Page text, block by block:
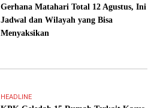
Gerhana Matahari Total 12 Agustus, Ini
Jadwal dan Wilayah yang Bisa
Menyaksikan
HEADLINE